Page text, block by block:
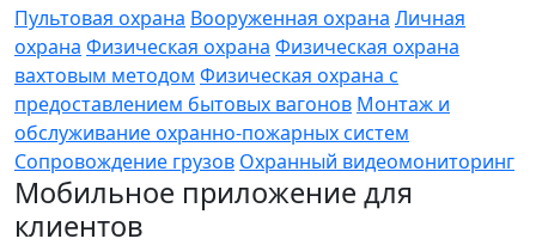
Пультовая охрана Вооруженная охрана Личная
охрана Физическая охрана Физическая охрана
вахтовым методом Физическая охрана с
предоставлением бытовых вагонов Монтаж и
обслуживание охранно-пожарных систем
Сопровождение грузов Охранный видеомониторинг
Мобильное приложение для
клиентов